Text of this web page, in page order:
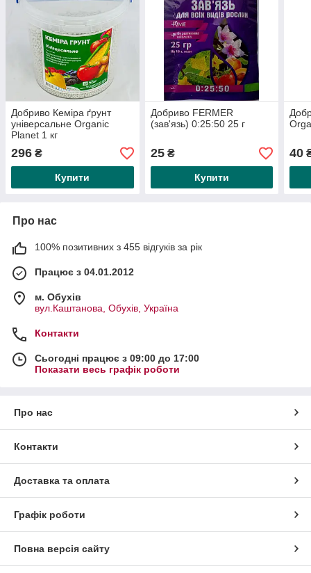
Добриво Кеміра ґрунт
універсальне Organic
Planet 1 кг
296 ₴
Купити
Добриво FERMER
(зав'язь) 0:25:50 25 г
25₴
Купити
40
Про нас
100% позитивних з 455 відгуків за рік
Працює з 04.01.2012
м. Обухів
вул.Каштанова, Обухів, Україна
Контакти
Сьогодні працює з 09:00 до 17:00
Показати весь графік роботи
Про нас
Контакти
Доставка та оплата
Графік роботи
Повна версія сайту